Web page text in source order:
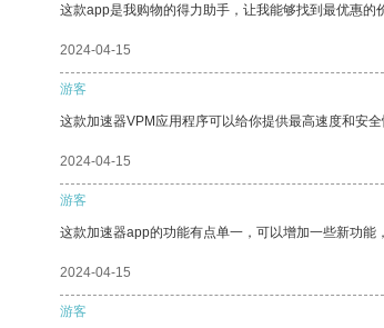
这款app是我购物的得力助手，让我能够找到最优惠的
2024-04-15
游客
这款加速器VPM应用程序可以给你提供最高速度和安
2024-04-15
游客
这款加速器app的功能有点单一，可以增加一些新功能
2024-04-15
游客